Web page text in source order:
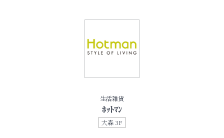
生活雑貨
ﾎｯﾄﾏﾝ
大森 3F